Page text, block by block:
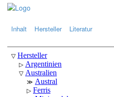
Inhalt Hersteller Literatur